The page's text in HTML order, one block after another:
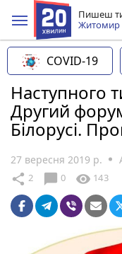
Пишеш
Житомир
COVID-19
Наступного
Другий
Білорусі.
27 вересня 2019 р.
share 2 chat_bubble 0 visibility 143